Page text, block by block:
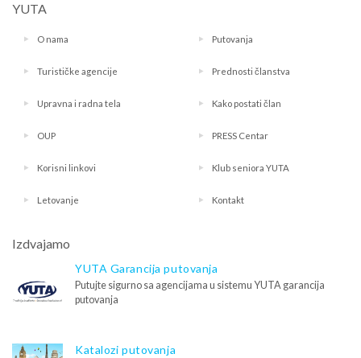
YUTA
O nama Putovanja
Turističke agencije Prednosti članstva
Upravna i radna tela Kako postati član
OUP PRESS Centar
Korisni linkovi Klub seniora YUTA
Letovanje Kontakt
Izdvajamo
YUTA Garancija putovanja
Putujte sigurno sa agencijama u sistemu YUTA garancija
putovanja
Katalozi putovanja